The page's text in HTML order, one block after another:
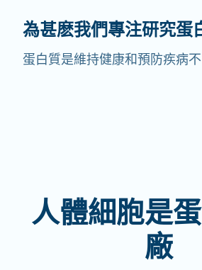
為甚麽我們專注研究蛋
蛋白質是維持健康和預防疾病不
人體細胞是
廠